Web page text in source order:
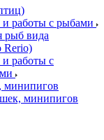
и работы с рыбами
рыб вида
Rerio)
работы с
минипигов
минипигов